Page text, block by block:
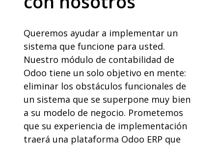
Queremos ayudar a implementar un
sistema que funcione para usted.
Nuestro módulo de contabilidad de
Odoo tiene un solo objetivo en mente:
eliminar los obstáculos funcionales de
un sistema que se superpone muy bien
a su modelo de negocio. Prometemos
que su experiencia de implementación
traerá una plataforma Odoo ERP que